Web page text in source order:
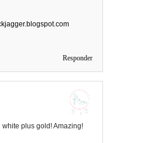
Responder
plus gold! Amazing!